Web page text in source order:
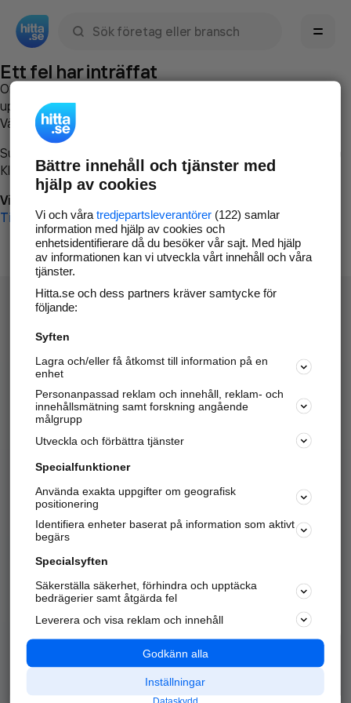
Ett fel har inträffat
Om du vill kan du
uppstod så att vi lättare och snabbare kan avhjälpa det.
Vänligen försök med följande:
Surfa till
Klicka påTillbaka-knappen i webbläsaren och försök igen
Vi beklagar besväret!
Till startsidan
Hitta.se - Gratis nummerupplysning.
Sök företag, personer och platser.
Hitta telefonnummer, adresser, företagsinfo mm.
Marknadsför företaget
Kom igång och annonsera mot
samarbetspartners nära dig.
Alla kategorier
Populära sökningar
API & Kartor
Annonsera
Integritet
Nödnummer
Bättre innehåll och tjänster med
hjälp av cookies
Vi och våra tredjepartsleverantörer(122) samlar
information med hjälp av cookies och
enhetsidentifierare då du besöker vår sajt. Med hjälp
av informationen kan vi utveckla vårt innehåll och våra
tjänster.
Hitta.se och dess partners kräver samtycke för
följande:
Syften
Lagra och/eller få åtkomst till information på en
enhet
Personanpassad reklam och innehåll, reklam- och
innehållsmätning samt forskning angående
målgrupp
Utveckla och förbättra tjänster
Specialfunktioner
Använda exakta uppgifter om geografisk
positionering
Identifiera enheter baserat på information som aktivt
begärs
Specialsyften
Säkerställa säkerhet, förhindra och upptäcka
bedrägerier samt åtgärda fel
Leverera och visa reklam och innehåll
Godkänn alla
Inställningar
Dataskydd